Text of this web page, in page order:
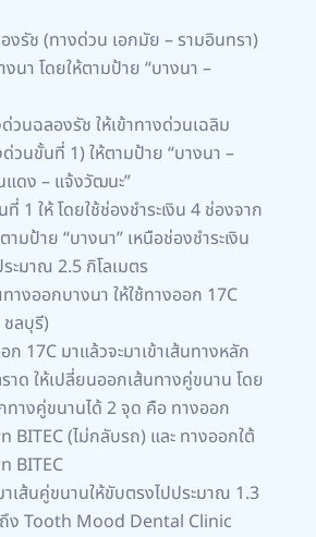
งรัช (ทางด่วน เอกมัย – รามอินทรา)
นา โดยให้ตามป้าย “บางนา –
วนฉลองรัช ให้เข้าทางด่วนเฉลิม
วนขั้นที่ 1) ให้ตามป้าย “บางนา –
แดง – แจ้งวัฒนะ”
1 ให้ โดยใช้ช่องชำระเงิน 4 ช่องจาก
มป้าย “บางนา” เหนือช่องชำระเงิน
ะมาณ 2.5 กิโลเมตร
างออกบางนา ให้ใช้ทางออก 17C
ลบุรี)
ก 17C มาแล้วจะมาเข้าเส้นทางหลัก
าด ให้เปลี่ยนออกเส้นทางคู่ขนาน โดย
ทางคู่ขนานได้ 2 จุด คือ ทางออก
BITEC (ไม่กลับรถ) และ ทางออกใต้
BITEC
เส้นคู่ขนานให้ขับตรงไปประมาณ 1.3
ถึง Tooth Mood Dental Clinic